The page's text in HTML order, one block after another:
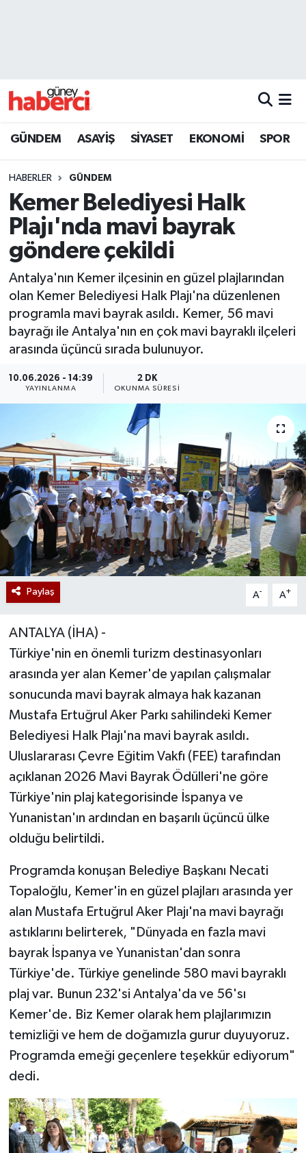
GÜNDEM ASAYİŞ SİYASET EKONOMİ SPOR
HABERLER GÜNDEM
Kemer Belediyesi Halk
Plajı'nda mavi bayrak
göndere çekildi
Antalya'nın Kemer ilçesinin en güzel plajlarından
olan Kemer Belediyesi Halk Plajı'na düzenlenen
programla mavi bayrak asıldı. Kemer, 56 mavi
bayrağı ile Antalya'nın en çok mavi bayraklı ilçeleri
arasında üçüncü sırada bulunuyor.
10.06.2026 - 14:39
YAYINLANMA
2 DK
OKUNMA SÜRESI
Paylaş A- A+
ANTALYA (İHA) -
Türkiye'nin en önemli turizm destinasyonları
arasında yer alan Kemer'de yapılan çalışmalar
sonucunda mavi bayrak almaya hak kazanan
Mustafa Ertuğrul Aker Parkı sahilindeki Kemer
Belediyesi Halk Plajı'na mavi bayrak asıldı.
Uluslararası Çevre Eğitim Vakfı (FEE) tarafından
açıklanan 2026 Mavi Bayrak Ödülleri'ne göre
Türkiye'nin plaj kategorisinde İspanya ve
Yunanistan'ın ardından en başarılı üçüncü ülke
olduğu belirtildi.
Programda konuşan Belediye Başkanı Necati
Topaloğlu, Kemer'in en güzel plajları arasında yer
alan Mustafa Ertuğrul Aker Plajı'na mavi bayrağı
astıklarını belirterek, "Dünyada en fazla mavi
bayrak İspanya ve Yunanistan'dan sonra
Türkiye'de. Türkiye genelinde 580 mavi bayraklı
plaj var. Bunun 232'si Antalya'da ve 56'sı
Kemer'de. Biz Kemer olarak hem plajlarımızın
temizliği ve hem de doğamızla gurur duyuyoruz.
Programda emeği geçenlere teşekkür ediyorum"
dedi.
Beyoğlu Trafik Yoğunluk Haritası
Son Dakika Haberleri
Haber Arşivi